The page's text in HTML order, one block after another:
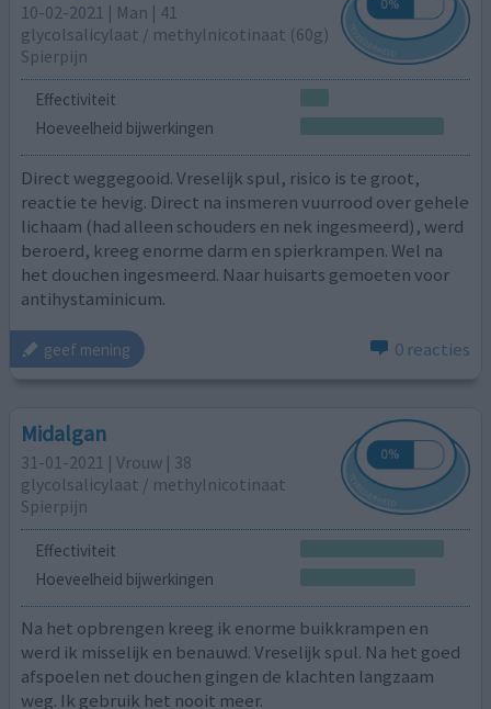
10-02-2021 | Man | 41
glycolsalicylaat / methylnicotinaat (60g)
Spierpijn
Effectiviteit
Hoeveelheid bijwerkingen
Direct weggegooid. Vreselijk spul, risico is te groot,
reactie te hevig. Direct na insmeren vuurrood over gehele
lichaam (had alleen schouders en nek ingesmeerd), werd
beroerd, kreeg enorme darm en spierkrampen. Wel na
het douchen ingesmeerd. Naar huisarts gemoeten voor
antihystaminicum.
geef mening 0 reacties
Midalgan
31-01-2021 | Vrouw | 38
glycolsalicylaat / methylnicotinaat
Spierpijn
Effectiviteit
Hoeveelheid bijwerkingen
Na het opbrengen kreeg ik enorme buikkrampen en
werd ik misselijk en benauwd. Vreselijk spul. Na het goed
afspoelen net douchen gingen de klachten langzaam
weg. Ik gebruik het nooit meer.